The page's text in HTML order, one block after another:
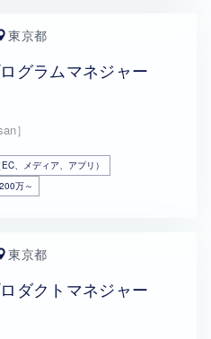
東京都
グラムマネジャー
］
、メディア、アプリ）
万～
東京都
ダクトマネジャー